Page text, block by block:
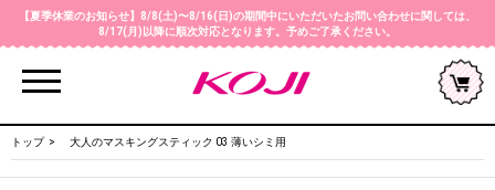
【夏季休業のお知らせ】8/8(土)〜8/16(日)の期間中にいただいたお問い合わせに関しては、
8/17(月)以降に順次対応となります。予めご了承ください。
Menu
トップ 大人のマスキングスティック 03 薄いシミ用